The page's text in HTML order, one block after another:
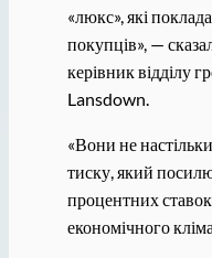
«люкс», які
покупців», —
керівник відділу
Lansdown.
«Вони не настільки
тиску, який
процентних
економічного